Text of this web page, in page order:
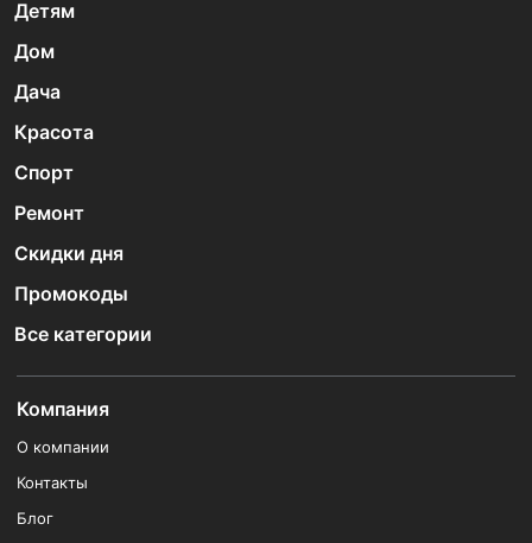
Детям
Дом
Дача
Красота
Спорт
Ремонт
Скидки дня
Промокоды
Все категории
Компания
О компании
Контакты
Блог